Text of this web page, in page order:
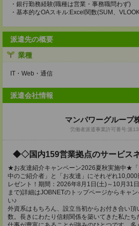
・銀行勤務経験(職種は営業・事務職問わず)
・基本的なOAスキル:Excel関数(SUM、
派遣先の概要
業種
IT・Web・通信
派遣会社情報
マンパワーグループ
労働者派遣事業許可番号:派
◆◇国内159営業拠点のサービス
★お友達紹介キャンペーン2026夏秋実施中★「
中のご紹介者」と「お友達」にそれぞれ
レゼント！期間：2026年8月1日(土)～10月31
まで)詳細はJOBNETのトップページからキャ
い♪
外資系はもちろん、設立当初からお付き合い頂
数。長きにわたり信頼関係を築いてきた私た